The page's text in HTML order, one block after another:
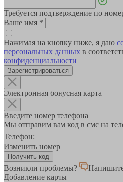
Требуется подтверждение по
Ваше имя *
Нажимая на кнопку ниже, я даю
персональных данных в
конфиденциальности
Зарегистрироваться
Электронная бонусная карта
Введите номер телефона
Мы отправим вам код в смс на
Телефон:
Изменить номер
Возникли проблемы?
Добавление карты